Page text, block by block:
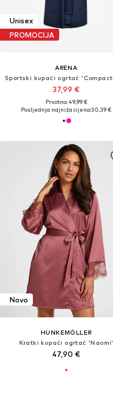
Unisex
PROMOCIJA
ARENA
37,99 €
Prvotno: 49,99 €
Posljednja najniža cijena:30,39 €
Novo
HUNKEMÖLLER
Kratki kupaći ogrtač 'Naomi'
47,90 €